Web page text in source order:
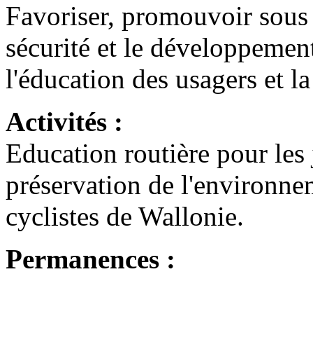
Favoriser, promouvoir
sécurité et le
l'éducation des usagers et
Activités :
Education routière pour
préservation de
cyclistes de Wallonie.
Permanences :